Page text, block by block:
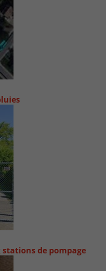
contre les
de pompage